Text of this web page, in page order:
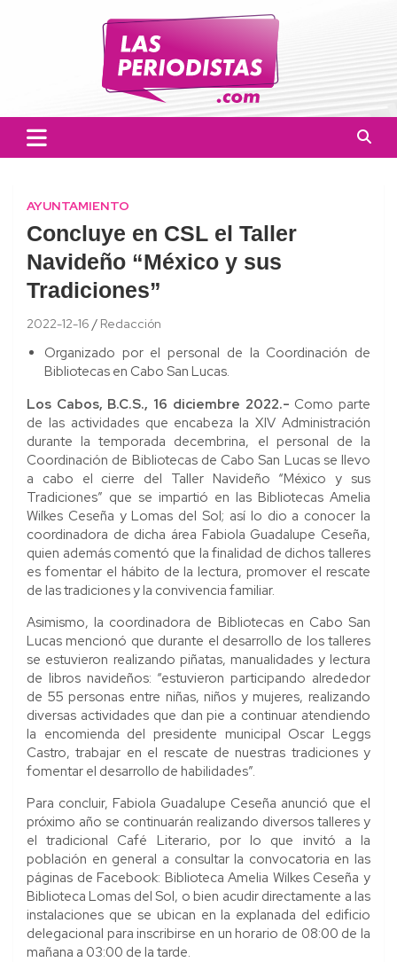
Las Periodistas
informado a la población.
AYUNTAMIENTO
Concluye en CSL el Taller
Navideño “México y sus
Tradiciones”
2022-12-16 Redacción
Organizado por el personal de la Coordinación de
Bibliotecas en Cabo San Lucas.
Los Cabos, B.C.S., 16 diciembre 2022.- Como parte
de las actividades que encabeza la XIV Administración
durante la temporada decembrina, el personal de la
Coordinación de Bibliotecas de Cabo San Lucas se llevo
a cabo el cierre del Taller Navideño “México y sus
Tradiciones” que se impartió en las Bibliotecas Amelia
Wilkes Ceseña y Lomas del Sol; así lo dio a conocer la
coordinadora de dicha área Fabiola Guadalupe Ceseña,
quien además comentó que la finalidad de dichos talleres
es fomentar el hábito de la lectura, promover el rescate
de las tradiciones y la convivencia familiar.
Asimismo, la coordinadora de Bibliotecas en Cabo San
Lucas mencionó que durante el desarrollo de los talleres
se estuvieron realizando piñatas, manualidades y lectura
de libros navideños: “estuvieron participando alrededor
de 55 personas entre niñas, niños y mujeres, realizando
diversas actividades que dan pie a continuar atendiendo
la encomienda del presidente municipal Oscar Leggs
Castro, trabajar en el rescate de nuestras tradiciones y
fomentar el desarrollo de habilidades”.
Para concluir, Fabiola Guadalupe Ceseña anunció que el
próximo año se continuarán realizando diversos talleres y
el tradicional Café Literario, por lo que invitó a la
población en general a consultar la convocatoria en las
páginas de Facebook: Biblioteca Amelia Wilkes Ceseña y
Biblioteca Lomas del Sol, o bien acudir directamente a las
instalaciones que se ubican en la explanada del edificio
delegacional para inscribirse en un horario de 08:00 de la
mañana a 03:00 de la tarde.